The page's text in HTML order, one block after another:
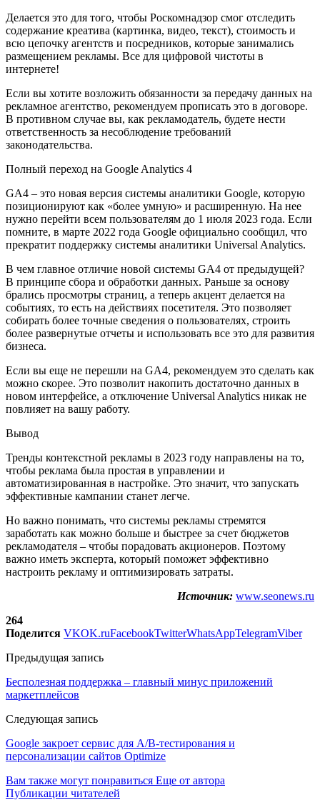
Делается это для того, чтобы Роскомнадзор смог отследить
содержание креатива (картинка, видео, текст), стоимость и
всю цепочку агентств и посредников, которые занимались
размещением рекламы. Все для цифровой чистоты в
интернете!
Если вы хотите возложить обязанности за передачу данных на
рекламное агентство, рекомендуем прописать это в договоре.
В противном случае вы, как рекламодатель, будете нести
ответственность за несоблюдение требований
законодательства.
Полный переход на Google Analytics 4
GA4 – это новая версия системы аналитики Google, которую
позиционируют как «более умную» и расширенную. На нее
нужно перейти всем пользователям до 1 июля 2023 года. Если
помните, в марте 2022 года Google официально сообщил, что
прекратит поддержку системы аналитики Universal Analytics.
В чем главное отличие новой системы GA4 от предыдущей?
В принципе сбора и обработки данных. Раньше за основу
брались просмотры страниц, а теперь акцент делается на
событиях, то есть на действиях посетителя. Это позволяет
собирать более точные сведения о пользователях, строить
более развернутые отчеты и использовать все это для развития
бизнеса.
Если вы еще не перешли на GA4, рекомендуем это сделать как
можно скорее. Это позволит накопить достаточно данных в
новом интерфейсе, а отключение Universal Analytics никак не
повлияет на вашу работу.
Вывод
Тренды контекстной рекламы в 2023 году направлены на то,
чтобы реклама была простая в управлении и
автоматизированная в настройке. Это значит, что запускать
эффективные кампании станет легче.
Но важно понимать, что системы рекламы стремятся
заработать как можно больше и быстрее за счет бюджетов
рекламодателя – чтобы порадовать акционеров. Поэтому
важно иметь эксперта, который поможет эффективно
настроить рекламу и оптимизировать затраты.
Источник: www.seonews.ru
264
Поделится VKOK.ruFacebookTwitterWhatsAppTelegramViber
Предыдущая запись
Бесполезная поддержка – главный минус приложений
маркетплейсов
Следующая запись
Google закроет сервис для A/B-тестирования и
персонализации сайтов Optimize
Вам также могут понравиться Еще от автора
Публикации читателей